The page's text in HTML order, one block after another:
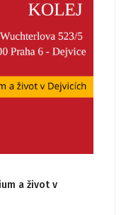
a život v